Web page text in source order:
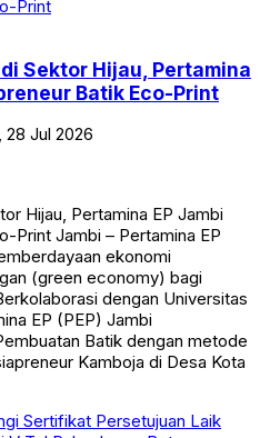
Sektor Hijau, Pertamina
Batik Eco-Print
Jul 2026
Hijau, Pertamina EP Jambi
Print Jambi – Pertamina EP
ekonomi
(green economy) bagi
dengan Universitas
EP (PEP) Jambi
Batik dengan metode
Kamboja di Desa Kota